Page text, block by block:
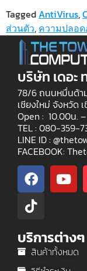
TaggedAntiVirus,
ส่วนตัว, ความปลอด
บริษัท เดอะ
78/6 ถนนหมื่นด้า
เชียงใหม่ จังหวัด
Open : 10.00น.
TEL : 080-359-
LINE ID :
FACEBOOK:
บริการต่างๆ
สินค้าทั้งหมด